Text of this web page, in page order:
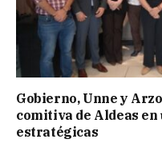
Gobierno, Unne y
comitiva de Aldeas
estratégicas